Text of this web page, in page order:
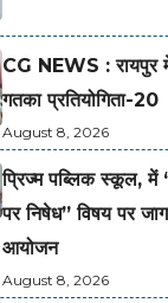
CG NEWS : रायपुर
गतका प्रतियोगिता-20
August 8, 2026
प्रिज्म पब्लिक स्कूल, में
पर निषेध” विषय पर
आयोजन
August 8, 2026